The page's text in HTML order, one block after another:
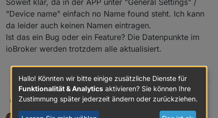
Soweit klar, da in der APP unter "General Settings" /
"Device name" einfach no Name found steht. Ich kann
da leider auch keinen Namen eintragen.
Ist das ein Bug oder ein Feature? Die Datenpunkte im
ioBroker werden trotzdem alle aktualisiert.
1
bommel_030@mor15euro
Hab HioB eigentlich von Anfang an genutzt, es
Hallo! Könnten wir bitte einige zusätzliche Dienste für
Funktionalität & Analytics aktivieren? Sie können Ihre
Zustimmung später jederzeit ändern oder zurückziehen.